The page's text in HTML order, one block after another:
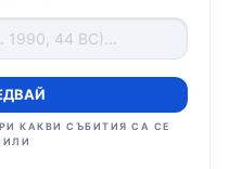
КАКВИ СЪБИТИЯ СА СЕ